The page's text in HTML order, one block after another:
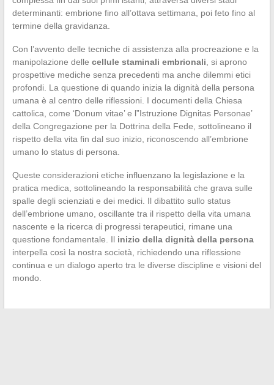
determinanti: embrione fino all’ottava settimana, poi feto fino al
termine della gravidanza.
Con l’avvento delle tecniche di assistenza alla procreazione e la
manipolazione delle cellule staminali embrionali , si aprono
prospettive mediche senza precedenti ma anche dilemmi etici
profondi. La questione di quando inizia la dignità della persona
umana è al centro delle riflessioni. I documenti della Chiesa
cattolica, come ‘Donum vitae’ e l”Istruzione Dignitas Personae’
della Congregazione per la Dottrina della Fede, sottolineano il
rispetto della vita fin dal suo inizio, riconoscendo all’embrione
umano lo status di persona.
Queste considerazioni etiche influenzano la legislazione e la
pratica medica, sottolineando la responsabilità che grava sulle
spalle degli scienziati e dei medici. Il dibattito sullo status
dell’embrione umano, oscillante tra il rispetto della vita umana
nascente e la ricerca di progressi terapeutici, rimane una
questione fondamentale. Il inizio della dignità della persona
interpella così la nostra società, richiedendo una riflessione
continua e un dialogo aperto tra le diverse discipline e visioni del
mondo.